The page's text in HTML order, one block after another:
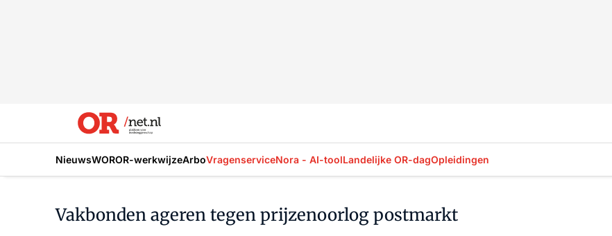
NieuwsWOROR-werkwijzeArboVragenserviceNora - AI-toolLandelijke OR-dagOpleidingen
Vakbonden ageren tegen prijzenoorlog postmarkt